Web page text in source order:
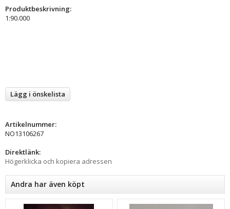
Produktbeskrivning:
1:90.000
Lägg i önskelista
Artikelnummer:
NO13106267
Direktlänk:
Högerklicka och kopiera adressen
Andra har även köpt